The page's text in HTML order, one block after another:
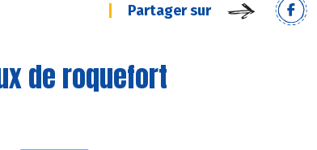
Partager sur
de roquefort